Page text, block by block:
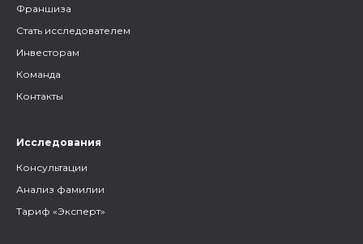
Франшиза
Стать исследователем
Инвесторам
Команда
Контакты
Исследования
Консультации
Анализ фамилии
Тариф «Эксперт»